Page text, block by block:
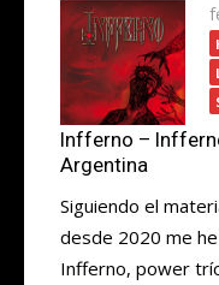
Infferno –
Argentina
Siguiendo el
desde 2020 me
Infferno, power